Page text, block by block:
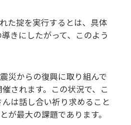
た掟を実行するとは、具体
きにしたがって、このよう
災からの復興に取り組んで
されます。この状況で、こ
は話し合い祈り求めること
最大の課題であります。